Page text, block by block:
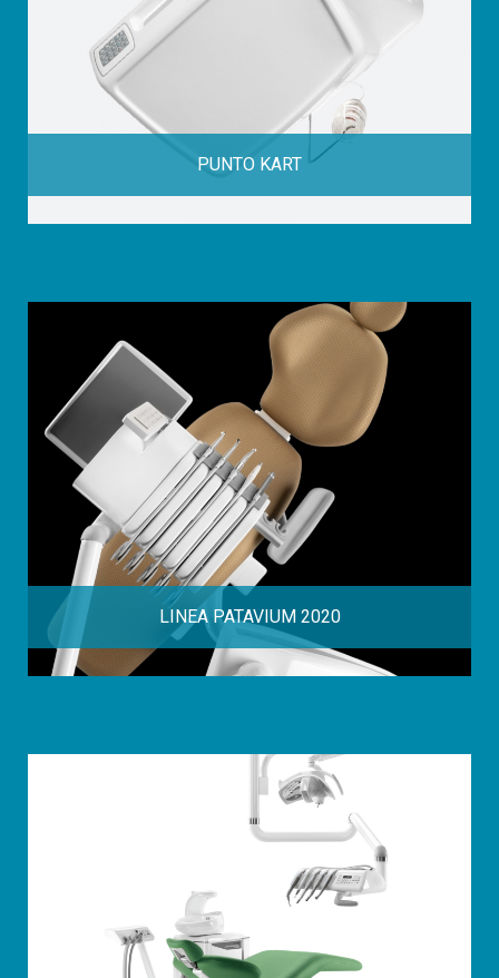
PUNTO KART
LINEA PATAVIUM 2020